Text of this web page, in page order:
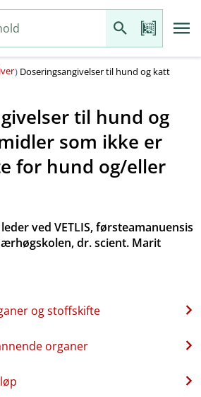
) Doseringsangivelser til hund og katt
til hund og
som ikke er
for hund og​/​eller
ved VETLIS, førsteamanuensis
dr. scient. Marit
og stoffskifte
organer